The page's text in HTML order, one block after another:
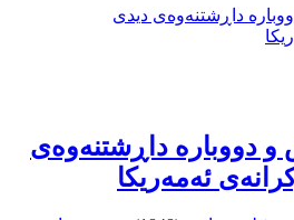
دووبارە داڕشتنەوەى
ئەمەریکا